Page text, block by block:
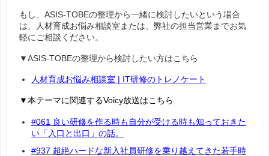
もし、ASIS-TOBEの整理から一緒に検討したいという場合
は、人材育成お悩み相談室または、弊社の担当営業までお気
軽にご相談ください。
▼ASIS-TOBEの整理から検討したい方はこちら
人材育成お悩み相談室 | IT研修のトレノケート
▼本テーマに関連するVoicy放送はこちら
#061 良い研修を作る時も自分が受ける時も知っておきた
い「入口と出口」の話。
#937 超絶ハードな新入社員研修を乗り越えてきた若手時